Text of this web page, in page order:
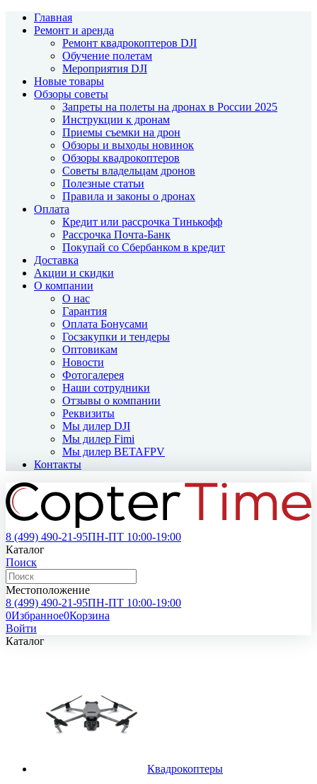
Главная
Ремонт и аренда
Ремонт квадрокоптеров DJI
Обучение полетам
Мероприятия DJI
Новые товары
Обзоры советы
Запреты на полеты на дронах в России 2025
Инструкции к дронам
Приемы съемки на дрон
Обзоры и выходы новинок
Обзоры квадрокоптеров
Советы владельцам дронов
Полезные статьи
Правила и законы о дронах
Оплата
Кредит или рассрочка Тинькофф
Рассрочка Почта-Банк
Покупай со Сбербанком в кредит
Доставка
Акции и скидки
О компании
О нас
Гарантия
Оплата Бонусами
Госзакупки и тендеры
Оптовикам
Новости
Фотогалерея
Наши сотрудники
Отзывы о компании
Реквизиты
Мы дилер DJI
Мы дилер Fimi
Мы дилер BETAFPV
Контакты
8 (499) 490-21-95ПН-ПТ 10:00-19:00
Каталог
Поиск
Местоположение
8 (499) 490-21-95ПН-ПТ 10:00-19:00
0Избранное0Корзина
Войти
Каталог
Квадрокоптеры